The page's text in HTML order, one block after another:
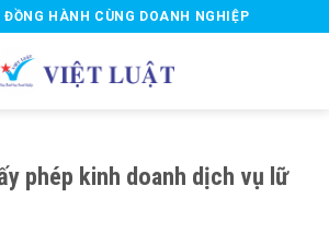
HÀNH CÙNG DOANH NGHIỆP
phép kinh doanh dịch vụ lữ